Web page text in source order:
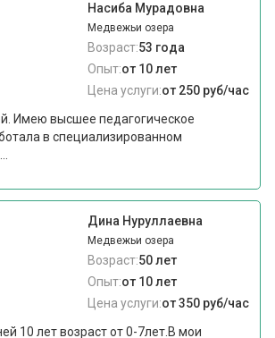
Насиба Мурадовна
Медвежьи озера
Возраст:53 года
Опыт:от 10 лет
Цена услуги:от 250 руб/час
Имею высшее педагогическое
в специализированном
Дина Нуруллаевна
Медвежьи озера
Возраст:50 лет
Опыт:от 10 лет
Цена услуги:от 350 руб/час
10 лет возраст от 0-7лет.В мои